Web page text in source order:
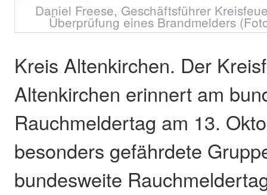
Daniel Freese, Geschäftsführer
Überprüfung eines Brandmelders
Kreis Altenkirchen. Der
Altenkirchen erinnert am
Rauchmeldertag am 13.
besonders gefährdete
bundesweite